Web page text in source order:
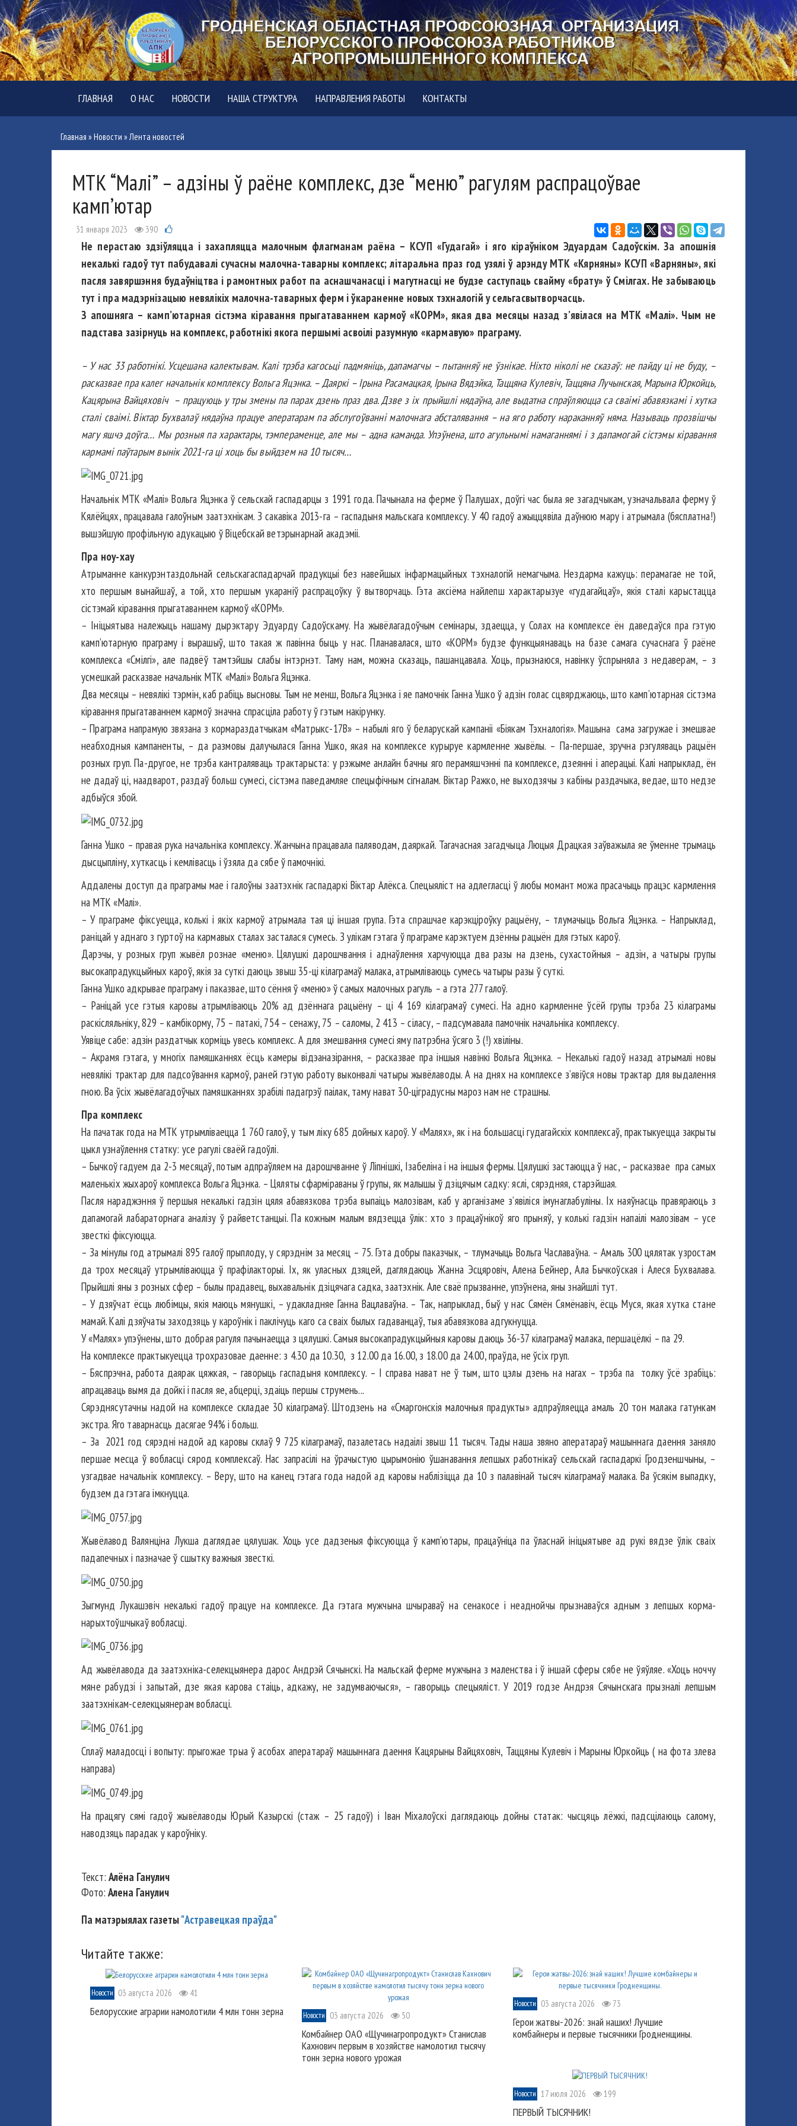
ГЛАВНАЯ О НАС НОВОСТИ НАША СТРУКТУРА НАПРАВЛЕНИЯ РАБОТЫ КОНТАКТЫ
Главная »Новости »Лента новостей
МТК “Малі” – адзіны ў раёне комплекс, дзе “меню” рагулям распрацоўвае
камп’ютар
31 января 2023 390
Не перастаю здзіўляцца і захапляцца малочным флагманам раёна – КСУП «Гудагай» і яго кіраўніком Эдуардам Садоўскім. За апошнія
некалькі гадоў тут пабудавалі сучасны малочна-таварны комплекс; літаральна праз год узялі ў арэнду МТК «Кярняны» КСУП «Варняны», які
пасля завяршэння будаўніцтва і рамонтных работ па аснашчанасці і магутнасці не будзе саступаць свайму «брату» ў Смілгах. Не забываюць
тут і пра мадэрнізацыю невялікіх малочна-таварных ферм і ўкараненне новых тэхналогій у сельгасвытворчасць.
З апошняга – камп’ютарная сістэма кіравання прыгатаваннем кармоў «КОРМ», якая два месяцы назад з’явілася на МТК «Малі». Чым не
падстава зазірнуць на комплекс, работнікі якога першымі асвоілі разумную «кармавую» праграму.
– У нас 33 работнікі. Усцешана калектывам. Калі трэба кагосьці падмяніць, дапамагчы – пытанняў не ўзнікае. Ніхто ніколі не сказаў: не пайду ці не буду, –
расказвае пра калег начальнік комплексу Вольга Яцэнка. – Даяркі – Ірына Расамацкая, Ірына Вядэйка, Таццяна Кулевіч, Таццяна Лучынская, Марына Юркойць,
Кацярына Вайцяховіч – працуюць у тры змены па парах дзень праз два. Дзве з іх прыйшлі нядаўна, але выдатна спраўляюцца са сваімі абавязкамі і хутка
сталі сваімі. Віктар Бухвалаў нядаўна працуе аператарам па абслугоўванні малочнага абсталявання – на яго работу нараканняў няма. Называць прозвішчы
магу яшчэ доўга… Мы розныя па ха­рактары, тэмпераменце, але мы – адна каманда. Упэўнена, што агульнымі нама­ганнямі і з дапамогай сістэмы кіравання
кармамі паўтарым вынік 2021-га ці хоць бы вый­дзем на 10 тысяч…
Начальнік МТК «Малі» Вольга Яцэнка ў сельскай гаспадарцы з 1991 года. Пачынала на ферме ў Палушах, доўгі час была яе загадчыкам, узначальвала ферму ў
Кялёйцях, працавала галоўным заатэхнікам. З сакавіка 2013-га – гас­падыня мальскага комплексу. У 40 гадоў ажыццявіла даўнюю мару і атрымала (бясплатна!)
вы­шэй­шую профільную адукацыю ў Віцебскай ветэрынарнай акадэміі.
Пра ноу-хау
Атрыманне канкурэнтаздольнай сельска­гаспадарчай прадукцыі без навейшых інфармацыйных тэхналогій немагчыма. Нездарма кажуць: перамагае не той,
хто першым вынайшаў, а той, хто першым укараніў распрацоўку ў вытворчаць. Гэта аксіёма найлепш характарызуе «гудагайцаў», якія сталі карыстацца
сістэмай кіравання прыгатаваннем кармоў «КОРМ».
– Ініцыятыва належыць нашаму дырэктару Эдуарду Садоўскаму. На жывёлагадоўчым семі­нары, здаецца, у Солах на комплексе ён даведаўся пра гэтую
камп’ютарную праграму і вырашыў, што такая ж павінна быць у нас. Планавалася, што «КОРМ» будзе функцыянаваць на базе самага сучаснага ў раёне
комплекса «Смілгі», але падвёў тамтэйшы слабы інтэрнэт. Таму нам, можна сказаць, пашанцавала. Хоць, прызнаюся, навінку ўспрыняла з недаверам, – з
усмешкай расказвае начальнік МТК «Малі» Вольга Яцэнка.
Два месяцы – невялікі тэрмін, каб рабіць высновы. Тым не менш, Вольга Яцэнка і яе памочнік Ганна Ушко ў адзін голас сцвярджаюць, што камп’ютарная сістэма
кіравання прыгатаваннем кармоў значна спрасціла работу ў гэтым накірунку.
– Праграма напрамую звязана з корма­раздат­чыкам «Матрыкс-17В» – набылі яго ў беларускай кампаніі «Біякам Тэхналогія». Машына сама загружае і змешвае
неабходныя кампаненты, – да размовы далучылася Ганна Ушко, якая на комплексе курыруе кармленне жывёлы. – Па-першае, зручна рэгуляваць рацыён
розных груп. Па-другое, не трэба кантраляваць трактарыста: у рэжыме анлайн бачны яго перамяшчэнні па комплексе, дзеянні і аперацыі. Калі напрыклад, ён
не дадаў ці, наадварот, раздаў больш сумесі, сістэма паведамляе спецыфічным сігналам. Віктар Ражко, не выходзячы з кабіны раздачыка, ведае, што недзе
адбыўся збой.
Ганна Ушко – правая рука начальніка комплексу. Жанчына працавала паляводам, даяркай. Тагачасная загадчыца Люцыя Драцкая заўважыла яе ўменне трымаць
дысцыпліну, хуткасць і кемлівасць і ўзяла да сябе ў памочнікі.
Аддалены доступ да праграмы мае і галоўны заатэхнік гаспадаркі Віктар Алёкса. Спецыяліст на адлегласці ў любы момант можа прасачыць працэс кармлення
на МТК «Малі».
– У праграме фіксуецца, колькі і якіх кармоў атрымала тая ці іншая група. Гэта спрашчае карэкціроўку рацыёну, – тлумачыць Вольга Яцэнка. – Напрыклад,
раніцай у аднаго з гуртоў на кармавых сталах засталася сумесь. З улікам гэтага ў праграме карэктуем дзённы рацыён для гэтых кароў.
Дарэчы, у розных груп жывёл рознае «меню». Цялушкі дарошчвання і аднаўлення хар­чуюцца два разы на дзень, сухастойныя – адзін, а чатыры групы
высокапрадукцыйных кароў, якія за суткі даюць звыш 35-ці кілаграмаў мала­ка, атрымліваюць сумесь чатыры разы ў суткі.
Ганна Ушко адкрывае праграму і паказвае, што сёння ў «меню» ў самых малочных рагуль – а гэта 277 галоў.
– Раніцай усе гэтыя каровы атрымліваюць 20% ад дзённага рацыёну – ці 4 169 кілаграмаў сумесі. На адно кармленне ўсёй групы трэба 23 кілаграмы
раскісляльніку, 829 – камбікорму, 75 – патакі, 754 – сенажу, 75 – саломы, 2 413 – сіласу, – падсумавала памочнік начальніка комплексу.
Уявіце сабе: адзін раздатчык корміць увесь ком­плекс. А для змешвання сумесі яму патрэбна ўсяго 3 (!) хвіліны.
– Акрамя гэтага, у многіх памяшканнях ёсць камеры відэаназірання, – расказвае пра іншыя навінкі Вольга Яцэнка. – Некалькі гадоў назад атрымалі новы
невялікі трактар для падсоўвання кармоў, раней гэтую работу выконвалі чатыры жывёлаводы. А на днях на комплексе з’явіўся новы трактар для выдалення
гною. Ва ўсіх жывёлагадоўчых памяшканнях зрабілі падагрэў паілак, таму нават 30-ціградусны мароз нам не страшны.
Пра комплекс
На пачатак года на МТК утрымлі­ваецца 1 760 галоў, у тым ліку 685 дойных кароў. У «Малях», як і на большасці гудагайскіх комплексаў, практыкуецца закрыты
цыкл узнаўлення статку: усе рагулі сваёй гадоўлі.
– Бычкоў гадуем да 2-3 месяцаў, потым адпраўляем на дарошчванне ў Ліпнішкі, Ізабеліна і на іншыя фермы. Цялушкі застаюцца ў нас, – расказвае пра самых
маленькіх жыхароў комплекса Вольга Яцэнка. – Цяляты сфарміраваны ў групы, як малышы ў дзіцячым садку: яслі, сярэдняя, старэйшая.
Пасля нараджэння ў першыя некалькі гадзін цяля абавязкова трэба выпаіць малозівам, каб у арганізаме з’явіліся імунаглабуліны. Іх наяўнасць правяраюць з
дапамогай лабараторнага аналізу ў райветстанцыі. Па кожным малым вядзецца ўлік: хто з працаўнікоў яго прыняў, у колькі гадзін напаілі малозівам – усе
звесткі фіксуюцца.
– За мінулы год атрымалі 895 галоў прыплоду, у сярэднім за месяц – 75. Гэта добры паказчык, – тлумачыць Вольга Чаславаўна. – Амаль 300 цялятак узростам
да трох месяцаў утрымліваюцца ў прафілакторыі. Іх, як уласных дзяцей, даглядаюць Жанна Эсцяровіч, Алена Бейнер, Ала Бычкоўская і Алеся Бухвалава.
Прыйшлі яны з розных сфер – былы прадавец, выхавальнік дзіцячага садка, заатэхнік. Але сваё прызванне, упэўнена, яны знайшлі тут.
– У дзяўчат ёсць любімцы, якія маюць мянуш­кі, – удакладняе Ганна Вацлаваўна. – Так, напрыклад, быў у нас Сямён Сямёнавіч, ёсць Муся, якая хутка стане
мамай. Калі дзяўчаты заходзяць у кароўнік і паклічуць каго са сваіх былых гадаванцаў, тыя абавязкова адгукнуцца.
У «Малях» упэўнены, што добрая рагуля пачынаецца з цялушкі. Самыя высокапрадукцыйныя каровы даюць 36-37 кілаграмаў малака, першацёлкі – па 29.
На комплексе практыкуецца трохразовае даенне: з 4.30 да 10.30, з 12.00 да 16.00, з 18.00 да 24.00, праўда, не ўсіх груп.
– Бяспрэчна, работа даярак цяжкая, – гаворыць гаспадыня комплексу. – І справа нават не ў тым, што цэлы дзень на нагах – трэба па толку ўсё зра­біць:
апрацаваць вымя да дойкі і пасля яе, абцерці, здаіць першы струмень...
Сярэднясутачны надой на комплексе складае 30 кілаграмаў. Штодзень на «Смаргонскія малочныя прадукты» адпраўляецца амаль 20 тон малака гатункам
экстра. Яго таварнасць дасягае 94% і больш.
– За 2021 год сярэдні надой ад каровы склаў 9 725 кілаграмаў, пазалетась надаілі звыш 11 тысяч. Тады наша звяно аператараў машыннага даення заняло
першае месца ў вобласці сярод комплексаў. Нас запрасілі на ўрачыстую цырымонію ўшанавання лепшых работнікаў сельскай гаспадаркі Гродзеншчыны, –
узгадвае начальнік комплексу. – Веру, што на канец гэтага года надой ад каровы наблізіцца да 10 з палавінай тысяч кілаграмаў малака. Ва ўсякім выпадку,
будзем да гэтага імкнуцца.
Жывёлавод Валянціна Лукша даглядае цялушак. Хоць усе да­дзеныя фіксуюцца ў камп’ютары, працаўніца па ўласнай ініцыятыве ад рукі вядзе ўлік сваіх
падапечных і пазначае ў сшытку важныя звесткі.
Зыгмунд Лукашэвіч некалькі гадоў працуе на комплексе. Да гэтага мужчына шчыраваў на сенакосе і неаднойчы прызна­ваўся адным з лепшых корма­
нарыхтоўшчыкаў вобласці.
Ад жывёлавода да заатэхніка-селекцыянера дарос Андрэй Сячынскі. На мальскай ферме мужчына з маленства і ў іншай сферы сябе не ўяўляе. «Хоць ноччу
мяне рабудзі і запытай, дзе якая карова стаіць, адкажу, не задумваючыся», – гаворыць спецыяліст. У 2019 годзе Андрэя Сячынскага прызналі лепшым
заатэхнікам-селекцыянерам вобласці.
Сплаў маладосці і вопыту: прыгожае трыа ў асобах аператараў машыннага даення Кацярыны Вайцяховіч, Таццяны Кулевіч і Марыны Юркойць ( на фота злева
направа)
На працягу сямі гадоў жывёлаводы Юрый Казырскі (стаж – 25 гадоў) і Іван Мі­халоўскі даглядаюць дойны статак: чысцяць лёжкі, падсцілаюць сало­му,
наводзяць парадак у кароўніку.
Текст: Алёна Ганулич
Фото: Алена Ганулич
Па матэрыялах газеты"Астравецкая праўда"
Читайте также:
Новости 03 августа 2026 41
Белорусские аграрии намолотили 4 млн тонн зерна Новости 03 августа 2026 50
Комбайнер ОАО «Щучинагропродукт» Станислав
Кахнович первым в хозяйстве намолотил тысячу
тонн зерна нового урожая
Новости 03 августа 2026 73
Герои жатвы-2026: знай наших! Лучшие
комбайнеры и первые тысячники Гродненщины.
Новости 17 июля 2026 199
ПЕРВЫЙ ТЫСЯЧНИК!